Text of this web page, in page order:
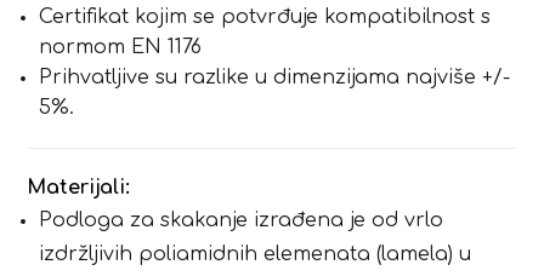
Certifikat kojim se potvrđuje kompatibilnost s
normom EN 1176
Prihvatljive su razlike u dimenzijama najviše +/-
5%.
Materijali:
Podloga za skakanje izrađena je od vrlo
izdržljivih poliamidnih elemenata (lamela) u